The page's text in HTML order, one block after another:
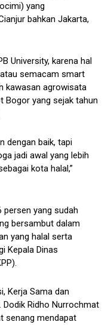
yang
bahkan Jakarta,
University, karena hal
semacam smart
kawasan agrowisata
Bogor yang sejak tahun
dengan baik, tapi
jadi awal yang lebih
kota halal,”
persen yang sudah
bersambut dalam
yang halal serta
Kepala Dinas
Kerja Sama dan
Dodik Ridho Nurrochmat
senang mendapat